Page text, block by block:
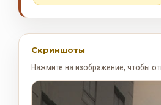
Скриншоты
Нажмите на изображение, чтобы